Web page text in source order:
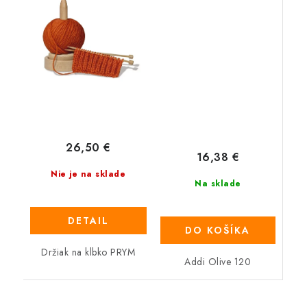
Nie je na sklade
26,50 €
DETAIL
Držiak na klbko PRYM
Na sklade
16,38 €
DO KOŠÍKA
Addi Olive 120